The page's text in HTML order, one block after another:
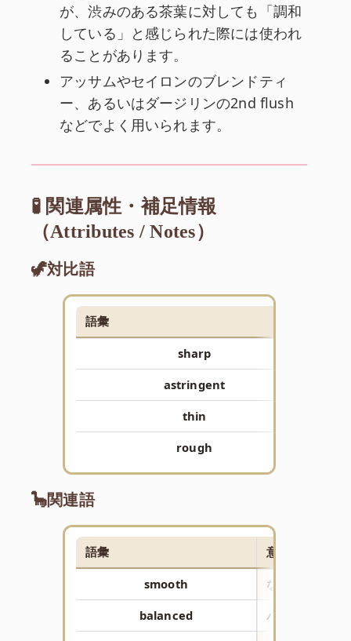
が、渋みのある茶葉に対しても「調和
している」と感じられた際には使われ
ることがあります。
アッサムやセイロンのブレンドティ
ー、あるいはダージリンの2nd flush
などでよく用いられます。
🧪 関連属性・補足情報
（Attributes / Notes）
🦖対比語
語彙
sharp
astringent
thin
rough
🦕関連語
語彙 意味
smooth
なめらかな
balanced
バランスのよい